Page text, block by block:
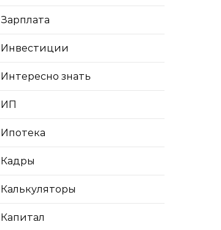
Зарплата
Инвестиции
Интересно знать
ИП
Ипотека
Кадры
Калькуляторы
Капитал